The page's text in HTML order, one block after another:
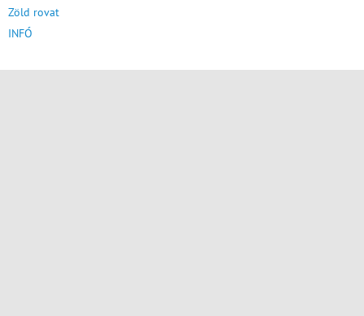
Zöld rovat
INFÓ